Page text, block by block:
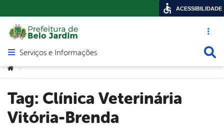
Acesso
Abrir menu principal de navegação
Serviços e Informações
Você está aqui:
>
Tag: Clínica Veterinária
Vitória-Brenda
ACESSIBILIDADE